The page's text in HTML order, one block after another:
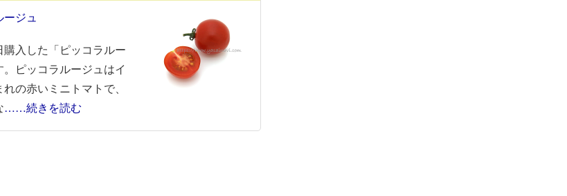
ージュ
購入した「ピッコラルー
。ピッコラルージュはイ
の赤いミニトマトで、
……続きを読む